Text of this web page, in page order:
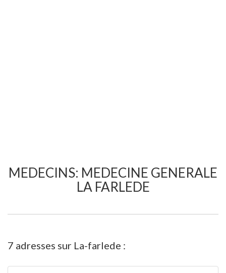
MEDECINS: MEDECINE GENERALE
LA FARLEDE
7 adresses sur La-farlede :